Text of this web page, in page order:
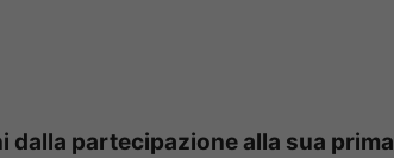
dalla partecipazione alla sua prima